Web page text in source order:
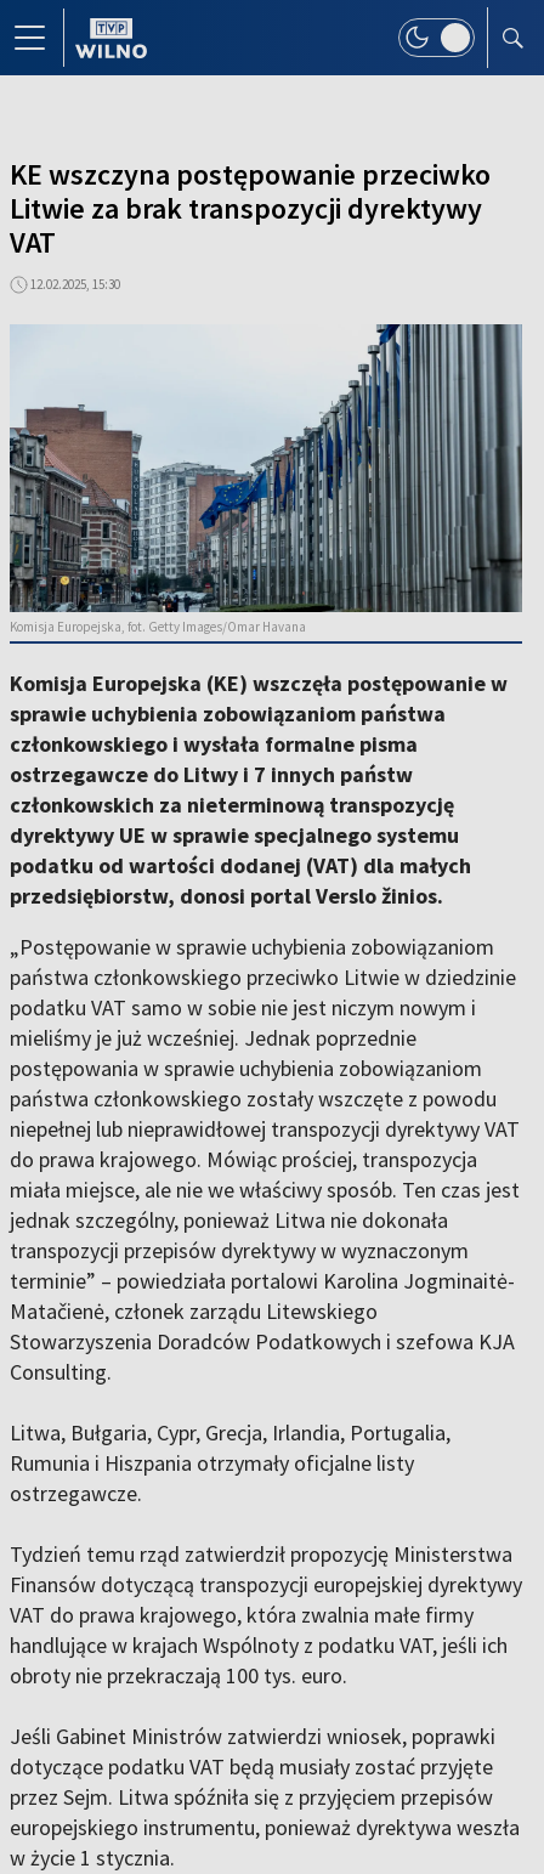
KE wszczyna postępowanie przeciwko
Litwie za brak transpozycji dyrektywy
VAT
12.02.2025, 15:30
Komisja Europejska, fot. Getty Images/Omar Havana
Komisja Europejska (KE) wszczęła postępowanie w
sprawie uchybienia zobowiązaniom państwa
członkowskiego i wysłała formalne pisma
ostrzegawcze do Litwy i 7 innych państw
członkowskich za nieterminową transpozycję
dyrektywy UE w sprawie specjalnego systemu
podatku od wartości dodanej (VAT) dla małych
przedsiębiorstw, donosi portal Verslo žinios.
„Postępowanie w sprawie uchybienia zobowiązaniom
państwa członkowskiego przeciwko Litwie w dziedzinie
podatku VAT samo w sobie nie jest niczym nowym i
mieliśmy je już wcześniej. Jednak poprzednie
postępowania w sprawie uchybienia zobowiązaniom
państwa członkowskiego zostały wszczęte z powodu
niepełnej lub nieprawidłowej transpozycji dyrektywy VAT
do prawa krajowego. Mówiąc prościej, transpozycja
miała miejsce, ale nie we właściwy sposób. Ten czas jest
jednak szczególny, ponieważ Litwa nie dokonała
transpozycji przepisów dyrektywy w wyznaczonym
terminie” – powiedziała portalowi Karolina Jogminaitė-
Matačienė, członek zarządu Litewskiego
Stowarzyszenia Doradców Podatkowych i szefowa KJA
Consulting.
Litwa, Bułgaria, Cypr, Grecja, Irlandia, Portugalia,
Rumunia i Hiszpania otrzymały oficjalne listy
ostrzegawcze.
Tydzień temu rząd zatwierdził propozycję Ministerstwa
Finansów dotyczącą transpozycji europejskiej dyrektywy
VAT do prawa krajowego, która zwalnia małe firmy
handlujące w krajach Wspólnoty z podatku VAT, jeśli ich
obroty nie przekraczają 100 tys. euro.
Jeśli Gabinet Ministrów zatwierdzi wniosek, poprawki
dotyczące podatku VAT będą musiały zostać przyjęte
przez Sejm. Litwa spóźniła się z przyjęciem przepisów
europejskiego instrumentu, ponieważ dyrektywa weszła
w życie 1 stycznia.